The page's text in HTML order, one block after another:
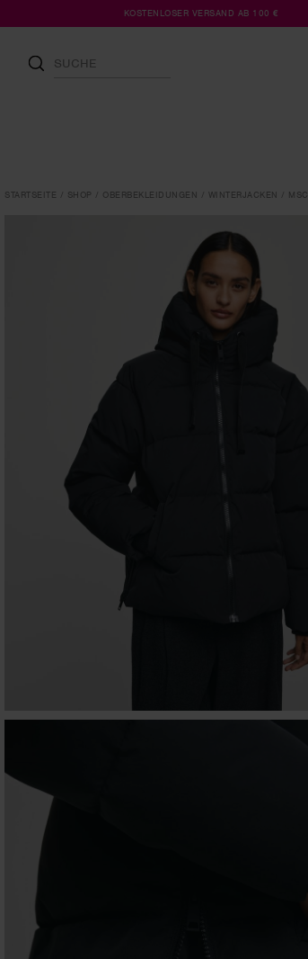
KOSTENLOSER VERSAND AB 100 €
STARTSEITE SHOP OBERBEKLEIDUNGEN WINTERJACKEN